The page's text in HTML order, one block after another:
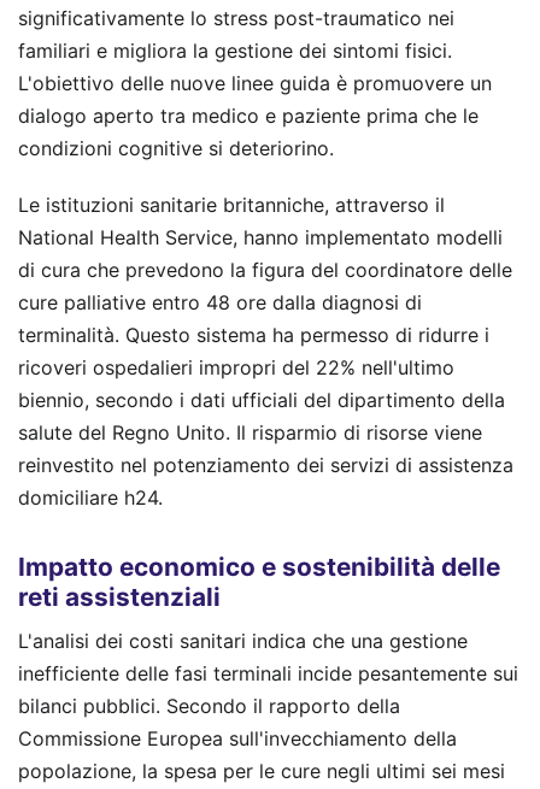
significativamente lo stress post-traumatico nei
familiari e migliora la gestione dei sintomi fisici.
L'obiettivo delle nuove linee guida è promuovere un
dialogo aperto tra medico e paziente prima che le
condizioni cognitive si deteriorino.
Le istituzioni sanitarie britanniche, attraverso il
National Health Service, hanno implementato modelli
di cura che prevedono la figura del coordinatore delle
cure palliative entro 48 ore dalla diagnosi di
terminalità. Questo sistema ha permesso di ridurre i
ricoveri ospedalieri impropri del 22% nell'ultimo
biennio, secondo i dati ufficiali del dipartimento della
salute del Regno Unito. Il risparmio di risorse viene
reinvestito nel potenziamento dei servizi di assistenza
domiciliare h24.
Impatto economico e sostenibilità delle
reti assistenziali
L'analisi dei costi sanitari indica che una gestione
inefficiente delle fasi terminali incide pesantemente sui
bilanci pubblici. Secondo il rapporto della
Commissione Europea sull'invecchiamento della
popolazione, la spesa per le cure negli ultimi sei mesi